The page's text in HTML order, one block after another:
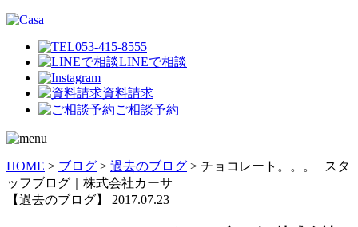
053-415-8555
LINEで相談
資料請求
ご相談予約
HOME > ブログ > 過去のブログ > チョコレート。。。 | スタ
ッフブログ｜株式会社カーサ
【過去のブログ】 2017.07.23